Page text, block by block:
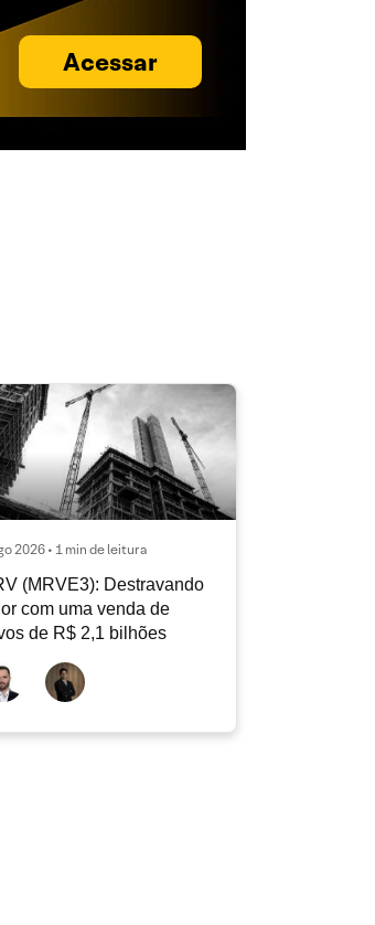
Acessar
2026 • 1 min de leitura
(MRVE3): Destravando
com uma venda de
de R$ 2,1 bilhões